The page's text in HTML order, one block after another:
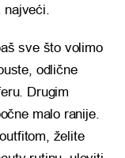
najveći.
sve što volimo
odlične
Drugim
malo ranije.
želite